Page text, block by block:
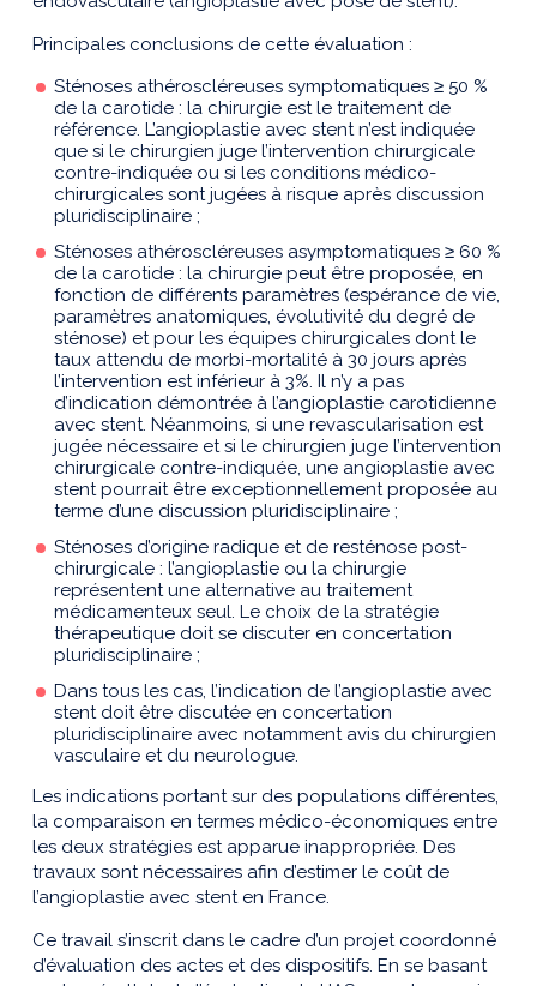
Principales conclusions de cette évaluation :
Sténoses athéroscléreuses symptomatiques ≥ 50 %
de la carotide : la chirurgie est le traitement de
référence. L’angioplastie avec stent n’est indiquée
que si le chirurgien juge l’intervention chirurgicale
contre-indiquée ou si les conditions médico-
chirurgicales sont jugées à risque après discussion
pluridisciplinaire ;
Sténoses athéroscléreuses asymptomatiques ≥ 60 %
de la carotide : la chirurgie peut être proposée, en
fonction de différents paramètres (espérance de vie,
paramètres anatomiques, évolutivité du degré de
sténose) et pour les équipes chirurgicales dont le
taux attendu de morbi-mortalité à 30 jours après
l’intervention est inférieur à 3%. Il n’y a pas
d’indication démontrée à l’angioplastie carotidienne
avec stent. Néanmoins, si une revascularisation est
jugée nécessaire et si le chirurgien juge l’intervention
chirurgicale contre-indiquée, une angioplastie avec
stent pourrait être exceptionnellement proposée au
terme d’une discussion pluridisciplinaire ;
Sténoses d’origine radique et de resténose post-
chirurgicale : l’angioplastie ou la chirurgie
représentent une alternative au traitement
médicamenteux seul. Le choix de la stratégie
thérapeutique doit se discuter en concertation
pluridisciplinaire ;
Dans tous les cas, l’indication de l’angioplastie avec
stent doit être discutée en concertation
pluridisciplinaire avec notamment avis du chirurgien
vasculaire et du neurologue.
Les indications portant sur des populations différentes,
la comparaison en termes médico-économiques entre
les deux stratégies est apparue inappropriée. Des
travaux sont nécessaires afin d’estimer le coût de
l’angioplastie avec stent en France.
Ce travail s’inscrit dans le cadre d’un projet coordonné
d’évaluation des actes et des dispositifs. En se basant